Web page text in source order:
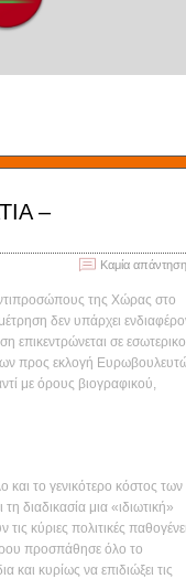
–
Καμία
της Χώρας στο
δεν υπάρχει
επικεντρώνεται σε
προς εκλογή
με όρους βιογραφικού,
το γενικότερο κόστος των
διαδικασία μια «ιδιωτική»
κύριες πολιτικές
προσπάθησε όλο το
κυρίως να επιδιώξει τις